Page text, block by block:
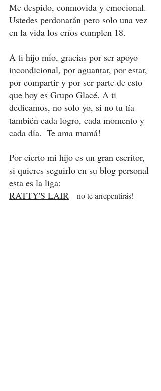
Me despido, conmovida y emocional.
Ustedes perdonarán pero solo una vez
en la vida los críos cumplen 18.
A ti hijo mío, gracias por ser apoyo
incondicional, por aguantar, por estar,
por compartir y por ser parte de esto
que hoy es Grupo Glacé. A ti
dedicamos, no solo yo, si no tu tía
también cada logro, cada momento y
cada día.  Te ama mamá!
Por cierto mi hijo es un gran escritor,
si quieres seguirlo en su blog personal
esta es la liga:
RATTY'S LAIR
no te arrepentirás!